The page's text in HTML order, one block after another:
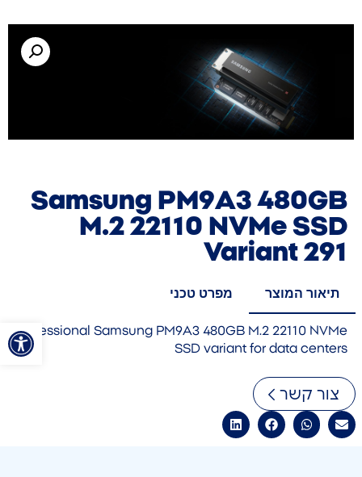
פתח
Samsung PM9A3 480GB
M.2 22110 NVMe SSD
Variant 291
תיאור המוצר מפרט טכני
Professional Samsung PM9A3 480GB M.2 22110 NVMe
SSD variant for data centers
צור קשר